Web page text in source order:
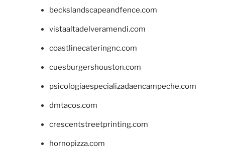
beckslandscapeandfence.com
vistaaltadelveramendi.com
coastlinecateringnc.com
cuesburgershouston.com
psicologiaespecializadaencampeche.com
dmtacos.com
crescentstreetprinting.com
hornopizza.com